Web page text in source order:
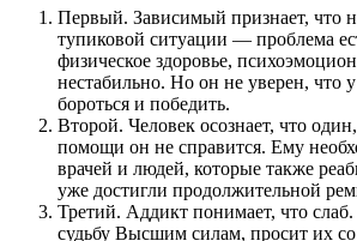
Первый. Зависимый признает, что
тупиковой ситуации — проблема
физическое здоровье,
нестабильно. Но он не уверен, что
бороться и победить.
Второй. Человек осознает, что
помощи он не справится. Ему
врачей и людей, которые также
уже достигли продолжительной
Третий. Аддикт понимает, что
судьбу Высшим силам, просит их